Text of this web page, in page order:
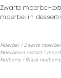
Zwarte moerbei-
moerbei in
Moerbei / Zwarte
Moerbeien extract /
Mulberry / Black